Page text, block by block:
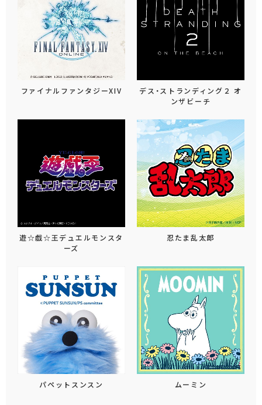
ファイナルファンタジーXIV
デス・ストランディング２ オ
ンザビーチ
遊☆戯☆王デュエルモンスタ
ーズ
忍たま乱太郎
パペットスンスン ムーミン